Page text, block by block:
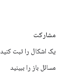
مشارکت
یک اشکال را ثبت کنید
مسائل باز را ببینید